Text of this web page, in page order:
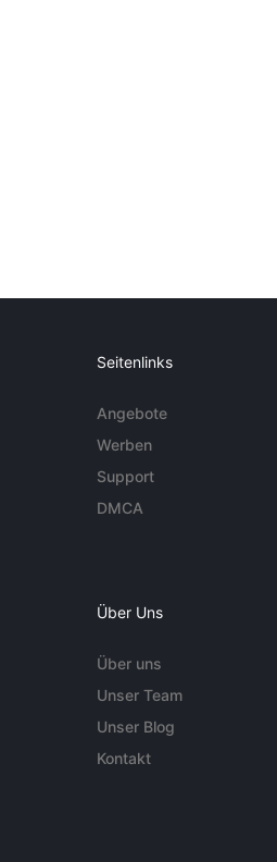
Seitenlinks
Angebote
Werben
Support
DMCA
Über Uns
Über uns
Unser Team
Unser Blog
Kontakt